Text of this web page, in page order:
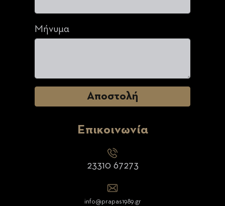
Μήνυμα
Επικοινωνία
23310 67273
info@prapas1989.gr